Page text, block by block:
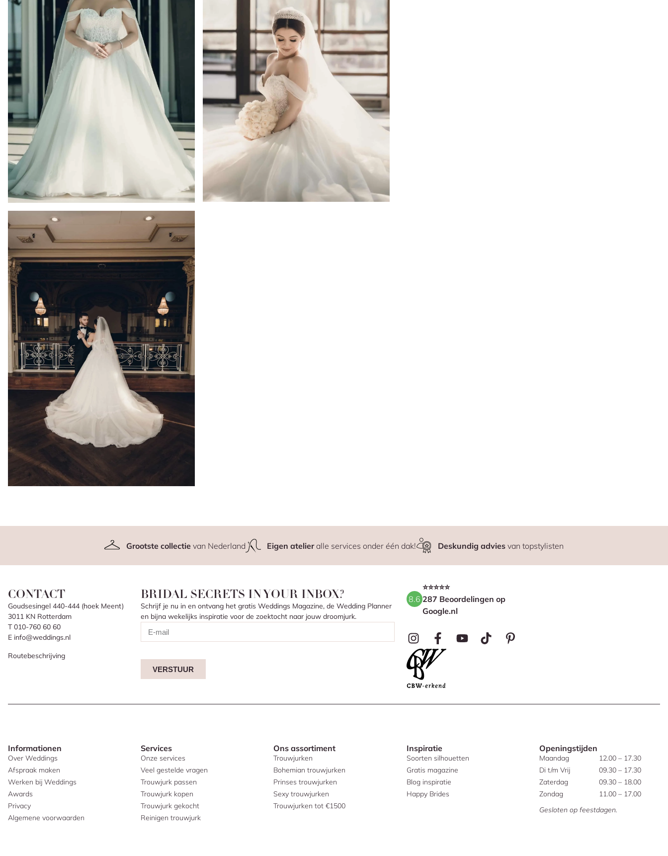
Grootste collectievan Nederland Eigen atelieralle services onder één dak! Deskundig advies van topstylisten
CONTACT
Goudsesingel 440-444 (hoek Meent)
3011 KN Rotterdam
T 010-760 60 60
E info@weddings.nl
Routebeschrijving
BRIDAL SECRETS IN YOUR INBOX?
Schrijf je nu in en ontvang het gratis Weddings Magazine, de Wedding Planner
en bijna wekelijks inspiratie voor de zoektocht naar jouw droomjurk.
VERSTUUR
8.6
⭐⭐⭐⭐⭐
287 Beoordelingen op
Google.nl
Informationen
Over Weddings
Afspraak maken
Werken bij Weddings
Awards
Privacy
Algemene voorwaarden
Services
Onze services
Veel gestelde vragen
Trouwjurk passen
Trouwjurk kopen
Trouwjurk gekocht
Reinigen trouwjurk
Ons assortiment
Trouwjurken
Bohemian trouwjurken
Prinses trouwjurken
Sexy trouwjurken
Trouwjurken tot €1500
Inspiratie
Soorten silhouetten
Gratis magazine
Blog inspiratie
Happy Brides
Openingstijden
Maandag
12.00 – 17.30
Di t/m Vrij
09.30 – 17.30
Zaterdag
09.30 – 18.00
Zondag
11.00 – 17.00
Gesloten op feestdagen.